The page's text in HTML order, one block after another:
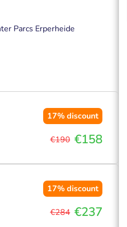
Parcs Erperheide
17%discount
€190 €158
17%discount
€284 €237